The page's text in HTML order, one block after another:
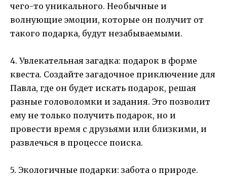
чего-то уникального. Необычные и
волнующие эмоции, которые он получит от
такого подарка, будут незабываемыми.
4. Увлекательная загадка: подарок в форме
квеста. Создайте загадочное приключение для
Павла, где он будет искать подарок, решая
разные головоломки и задания. Это позволит
ему не только получить подарок, но и
провести время с друзьями или близкими, и
развлечься в процессе поиска.
5. Экологичные подарки: забота о природе.